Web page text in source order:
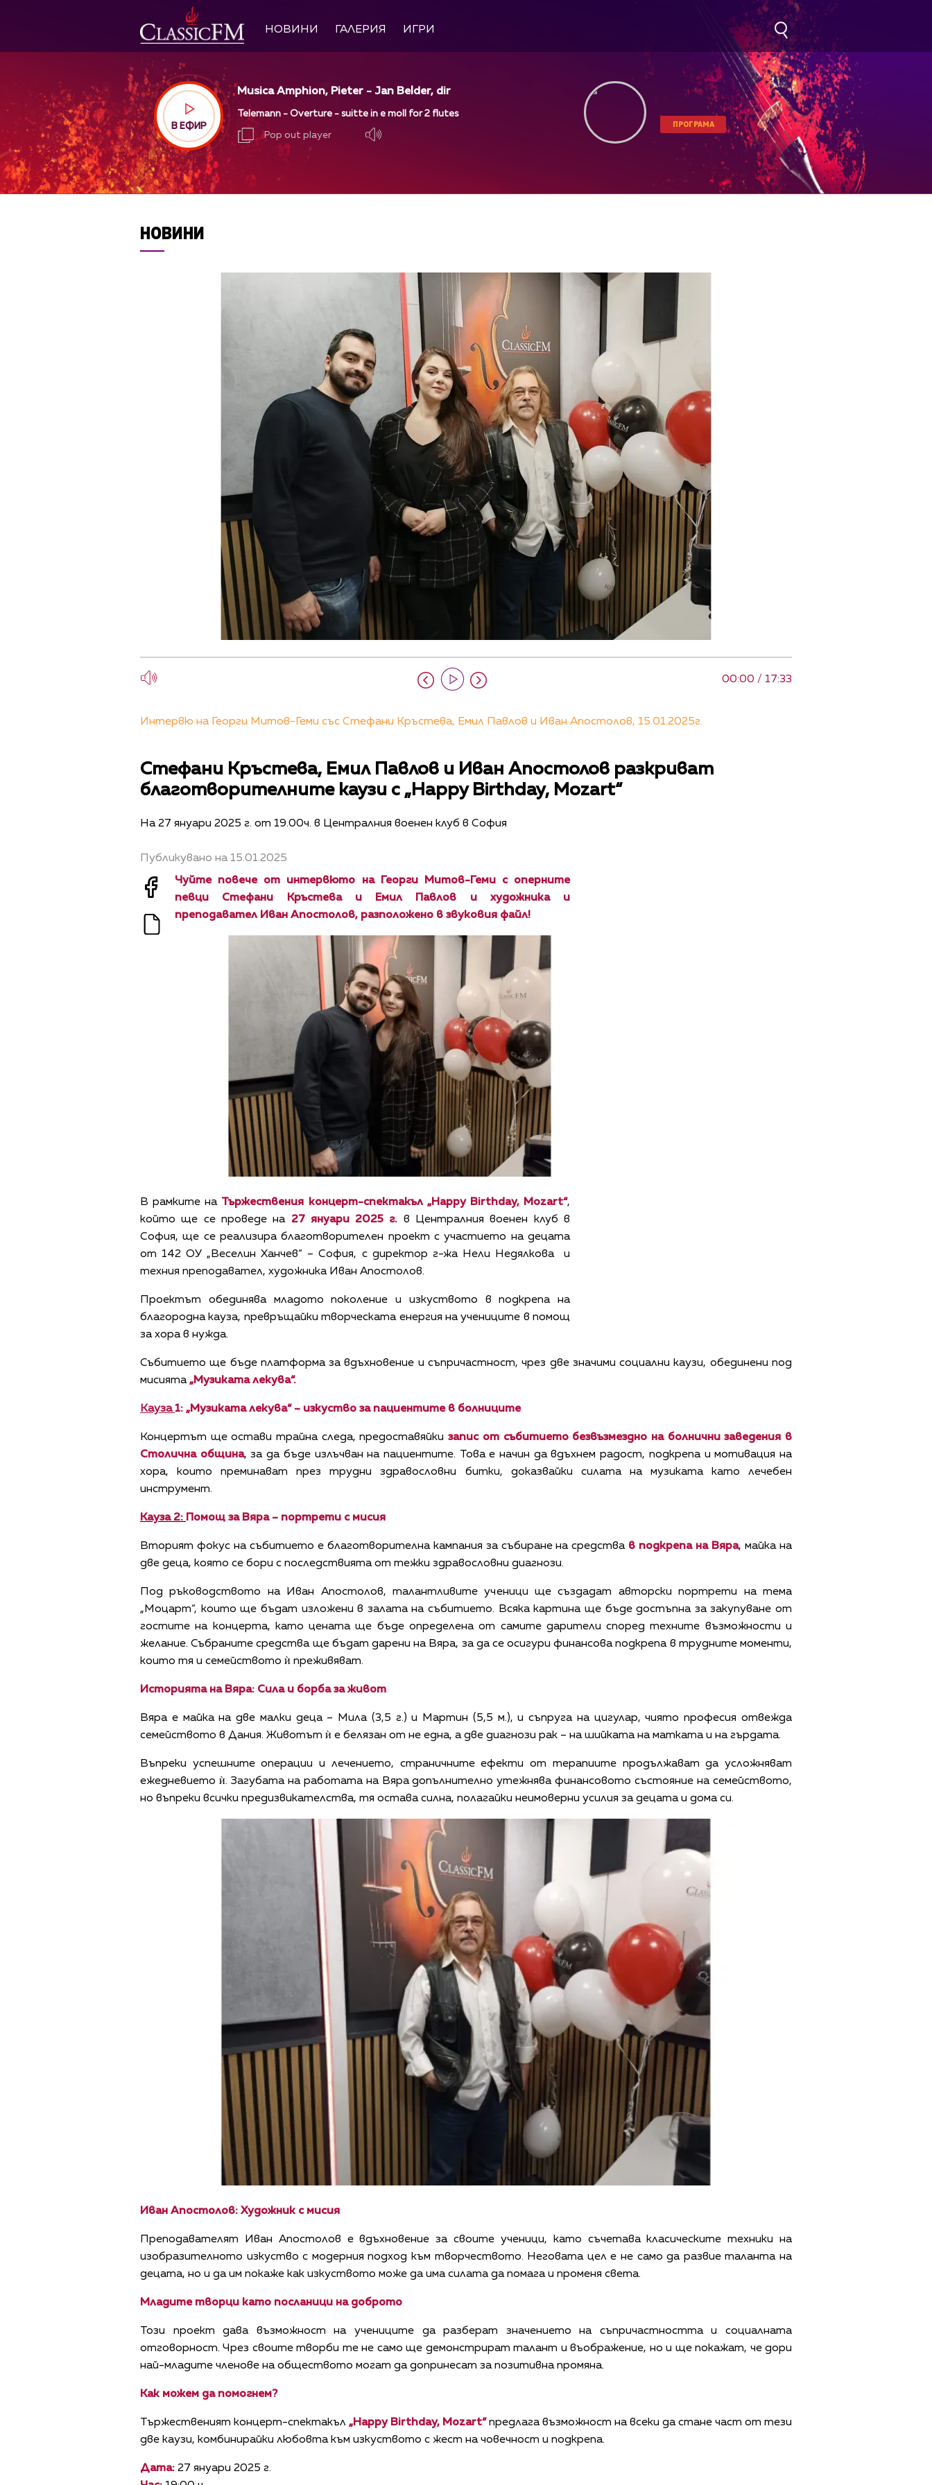
НОВИНИ ГАЛЕРИЯ ИГРИ
В ЕФИР
Musica Amphion, Pieter - Jan Belder, dir
Telemann - Overture - suitte in e moll for 2 flutes
Pop out player
ПРОГРАМА
НОВИНИ
00:00 / 17:33
Интервю на Георги Митов-Геми със Стефани Кръстева, Емил Павлов и Иван Апостолов, 15.01.2025г.
Стефани Кръстева, Емил Павлов и Иван Апостолов разкриват
благотворителните каузи с „Happy Birthday, Mozart“
На 27 януари 2025 г. от 19.00ч. в Централния военен клуб в София
Публикувано на 15.01.2025
Чуйте повече от интервюто на Георги Митов-Геми с оперните
певци Стефани Кръстева и Емил Павлов и художника и
преподавател Иван Апостолов, разположено в звуковия файл!
В рамките на Тържествения концерт-спектакъл „Happy Birthday, Mozart“,
който ще се проведе на 27 януари 2025 г. в Централния военен клуб в
София, ще се реализира благотворителен проект с участието на децата
от 142 ОУ „Веселин Ханчев“ – София, с директор г-жа Нели Недялкова и
техния преподавател, художника Иван Апостолов.
Проектът обединява младото поколение и изкуството в подкрепа на
благородна кауза, превръщайки творческата енергия на учениците в помощ
за хора в нужда.
Събитието ще бъде платформа за вдъхновение и съпричастност, чрез две значими социални каузи, обединени под
мисията„Музиката лекува“.
Кауза 1: „Музиката лекува“ – изкуство за пациентите в болниците
Концертът ще остави трайна следа, предоставяйки запис от събитието безвъзмездно на болнични заведения в
Столична община, за да бъде излъчван на пациентите. Това е начин да вдъхнем радост, подкрепа и мотивация на
хора, които преминават през трудни здравословни битки, доказвайки силата на музиката като лечебен
инструмент.
Кауза 2: Помощ за Вяра – портрети с мисия
Вторият фокус на събитието е благотворителна кампания за събиране на средства в подкрепа на Вяра, майка на
две деца, която се бори с последствията от тежки здравословни диагнози.
Под ръководството на Иван Апостолов, талантливите ученици ще създадат авторски портрети на тема
„Моцарт“, които ще бъдат изложени в залата на събитието. Всяка картина ще бъде достъпна за закупуване от
гостите на концерта, като цената ще бъде определена от самите дарители според техните възможности и
желание. Събраните средства ще бъдат дарени на Вяра, за да се осигури финансова подкрепа в трудните моменти,
които тя и семейството ѝ преживяват.
Историята на Вяра: Сила и борба за живот
Вяра е майка на две малки деца – Мила (3,5 г.) и Мартин (5,5 м.), и съпруга на цигулар, чиято професия отвежда
семейството в Дания. Животът ѝ е белязан от не една, а две диагнози рак – на шийката на матката и на гърдата.
Въпреки успешните операции и лечението, страничните ефекти от терапиите продължават да усложняват
ежедневието ѝ. Загубата на работата на Вяра допълнително утежнява финансовото състояние на семейството,
но въпреки всички предизвикателства, тя остава силна, полагайки неимоверни усилия за децата и дома си.
Иван Апостолов: Художник с мисия
Преподавателят Иван Апостолов е вдъхновение за своите ученици, като съчетава класическите техники на
изобразителното изкуство с модерния подход към творчеството. Неговата цел е не само да развие таланта на
децата, но и да им покаже как изкуството може да има силата да помага и променя света.
Младите творци като посланици на доброто
Този проект дава възможност на учениците да разберат значението на съпричастността и социалната
отговорност. Чрез своите творби те не само ще демонстрират талант и въображение, но и ще покажат, че дори
най-младите членове на обществото могат да допринесат за позитивна промяна.
Как можем да помогнем?
Тържественият концерт-спектакъл „Happy Birthday, Mozart“предлага възможност на всеки да стане част от тези
две каузи, комбинирайки любовта към изкуството с жест на човечност и подкрепа.
Дата: 27 януари 2025 г.